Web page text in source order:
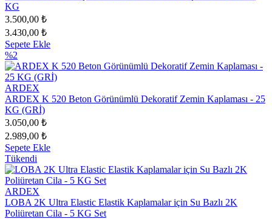
KG
3.500,00 ₺
3.430,00 ₺
Sepete Ekle
%2
ARDEX
ARDEX K 520 Beton Görünümlü Dekoratif Zemin Kaplaması - 25
KG (GRİ)
3.050,00 ₺
2.989,00 ₺
Sepete Ekle
Tükendi
ARDEX
LOBA 2K Ultra Elastic Elastik Kaplamalar için Su Bazlı 2K
Poliüretan Cila - 5 KG Set